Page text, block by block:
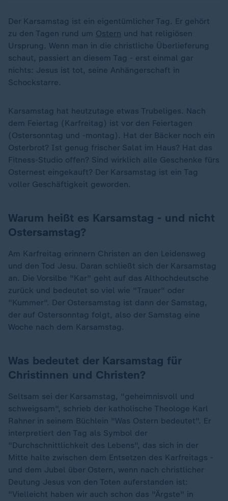
Der Karsamstag ist ein eigentümlicher Tag. Er gehört
zu den Tagen rund um Ostern und hat religiösen
Ursprung. Wenn man in die christliche Überlieferung
schaut, passiert an diesem Tag - erst einmal gar
nichts: Jesus ist tot, seine Anhängerschaft in
Schockstarre.
Karsamstag hat heutzutage etwas Trubeliges. Nach
dem Feiertag (Karfreitag) ist vor den Feiertagen
(Ostersonntag und -montag). Hat der Bäcker noch ein
Osterbrot? Ist genug frischer Salat im Haus? Hat das
Fitness-Studio offen? Sind wirklich alle Geschenke fürs
Osternest eingekauft? Der Karsamstag ist ein Tag
voller Geschäftigkeit geworden.
Warum heißt es Karsamstag - und nicht
Ostersamstag?
Am Karfreitag erinnern Christen an den Leidensweg
und den Tod Jesu. Daran schließt sich der Karsamstag
an. Die Vorsilbe "Kar" geht auf das Althochdeutsche
zurück und bedeutet so viel wie "Trauer" oder
"Kummer". Der Ostersamstag ist dann der Samstag,
der auf Ostersonntag folgt, also der Samstag eine
Woche nach dem Karsamstag.
Was bedeutet der Karsamstag für
Christinnen und Christen?
Seltsam sei der Karsamstag, "geheimnisvoll und
schweigsam", schrieb der katholische Theologe Karl
Rahner in seinem Büchlein "Was Ostern bedeutet". Er
interpretiert den Tag als Symbol der
"Durchschnittlichkeit des Lebens", das sich in der
Mitte halte zwischen dem Entsetzen des Karfreitags -
und dem Jubel über Ostern, wenn nach christlicher
Deutung Jesus von den Toten auferstanden ist:
"Vielleicht haben wir auch schon das "Ärgste" in